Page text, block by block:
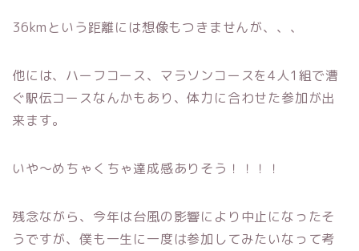
36kmという距離には想像もつきませんが、、、
他には、ハーフコース、マラソンコースを4人1組で漕
ぐ駅伝コースなんかもあり、体力に合わせた参加が出
来ます。
いや～めちゃくちゃ達成感ありそう！！！！
残念ながら、今年は台風の影響により中止になったそ
うですが、僕も一生に一度は参加してみたいなって考